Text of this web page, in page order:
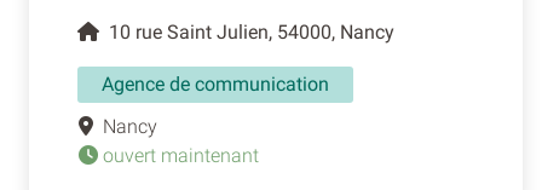
10 rue Saint Julien, 54000, Nancy
Agence de communication
Nancy
ouvert maintenant